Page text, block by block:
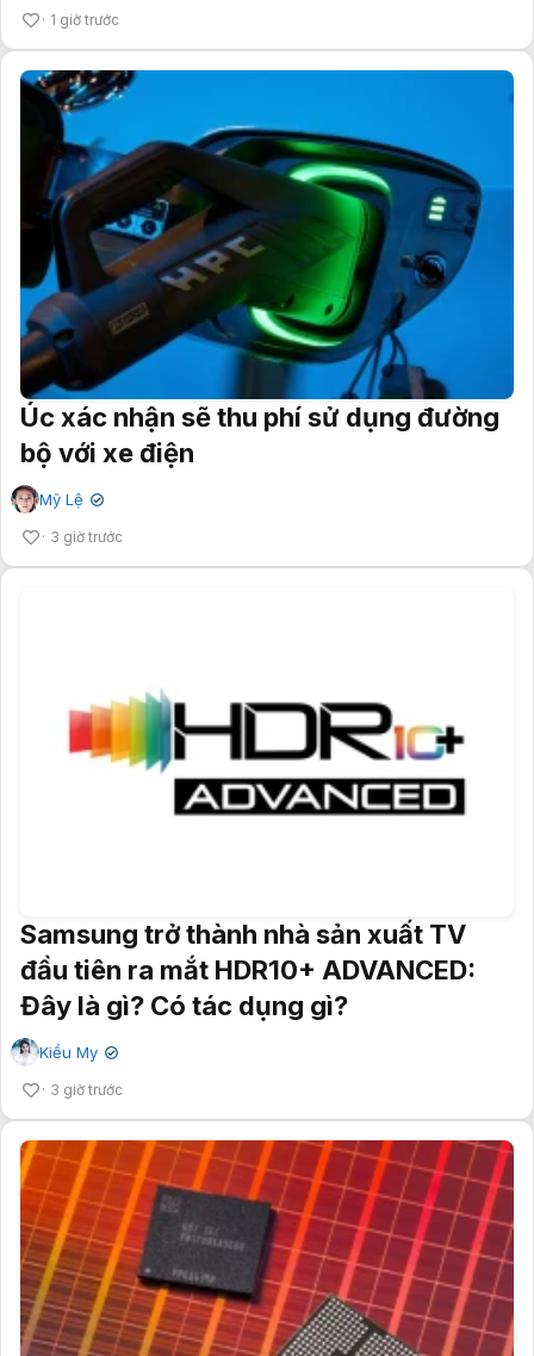
1 giờ trước
Úc xác nhận sẽ thu phí sử dụng đường
bộ với xe điện
Mỹ Lệ ✔
3 giờ trước
Samsung trở thành nhà sản xuất TV
đầu tiên ra mắt HDR10+ ADVANCED:
Đây là gì? Có tác dụng gì?
Kiều My ✔
3 giờ trước